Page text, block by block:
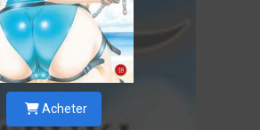
Acheter